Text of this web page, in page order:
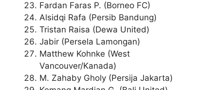
Fardan Faras P. (Borneo FC)
Alsidqi Rafa (Persib Bandung)
Tristan Raisa (Dewa United)
Jabir (Persela Lamongan)
Matthew Kohnke (West
Vancouver/Kanada)
M. Zahaby Gholy (Persija Jakarta)